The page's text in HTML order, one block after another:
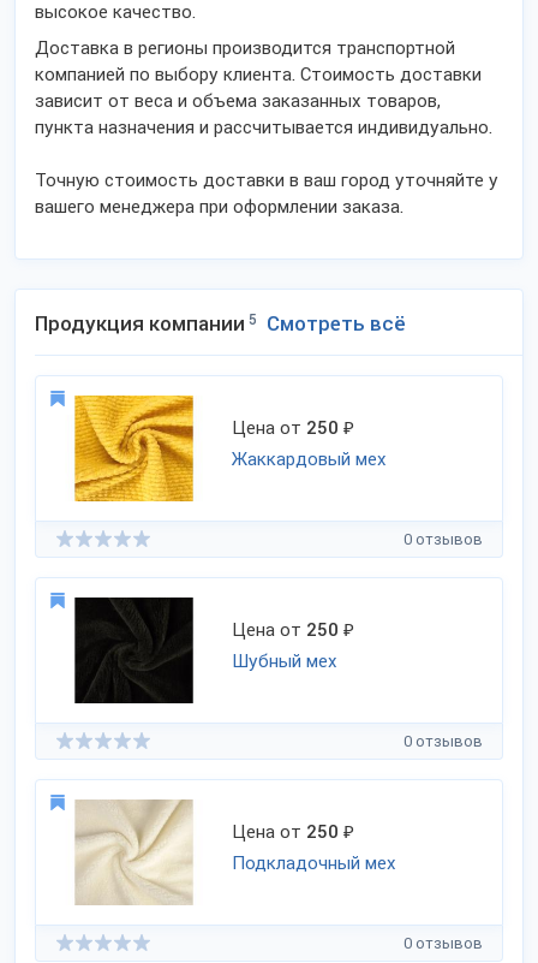
высокое качество.
Доставка в регионы производится транспортной
компанией по выбору клиента. Стоимость доставки
зависит от веса и объема заказанных товаров,
пункта назначения и рассчитывается индивидуально.
Точную стоимость доставки в ваш город уточняйте у
вашего менеджера при оформлении заказа.
Продукция компании 5 Смотреть всё
Цена от 250 ₽
Жаккардовый мех
0 отзывов
Цена от 250 ₽
Шубный мех
0 отзывов
Цена от 250 ₽
Подкладочный мех
0 отзывов